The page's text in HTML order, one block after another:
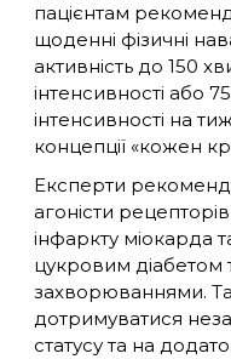
пацієнтам
щоденні фізичні
активність до 150
інтенсивності або
інтенсивності на
концепції «кожен
Експерти
агоністи
інфаркту міокарда та
цукровим
захворюваннями.
дотримуватися
статусу та на